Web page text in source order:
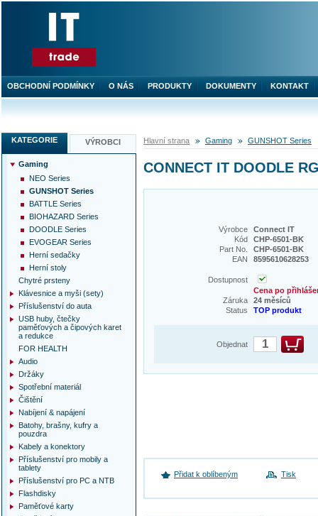
Hlavní strana Gaming GUNSHOT Series
CONNECT IT DOODLE
Výrobce
Connect IT
Kód
CHP-6501-BK
Part No.
CHP-6501-BK
EAN
8595610628253
Dostupnost
Cena po
Záruka
24 měsíců
Status
TOP produkt
Objednat
Přidat k oblíbeným Tisk
KATEGORIE VÝROBCI
Gaming
NEO Series
GUNSHOT Series
BATTLE Series
BIOHAZARD Series
DOODLE Series
EVOGEAR Series
Herní sedačky
Herní stoly
Chytré prsteny
Klávesnice a myši (sety)
Příslušenství do auta
USB huby, čtečky
paměťových a čipových karet
a redukce
FOR HEALTH
Audio
Držáky
Spotřební materiál
Čištění
Nabíjení & napájení
Batohy, brašny, kufry a
pouzdra
Kabely a konektory
Příslušenství pro mobily a
tablety
Příslušenství pro PC a NTB
Flashdisky
Paměťové karty
OBCHODNÍ PODMÍNKY O NÁS PRODUKTY DOKUMENTY KONTAKT